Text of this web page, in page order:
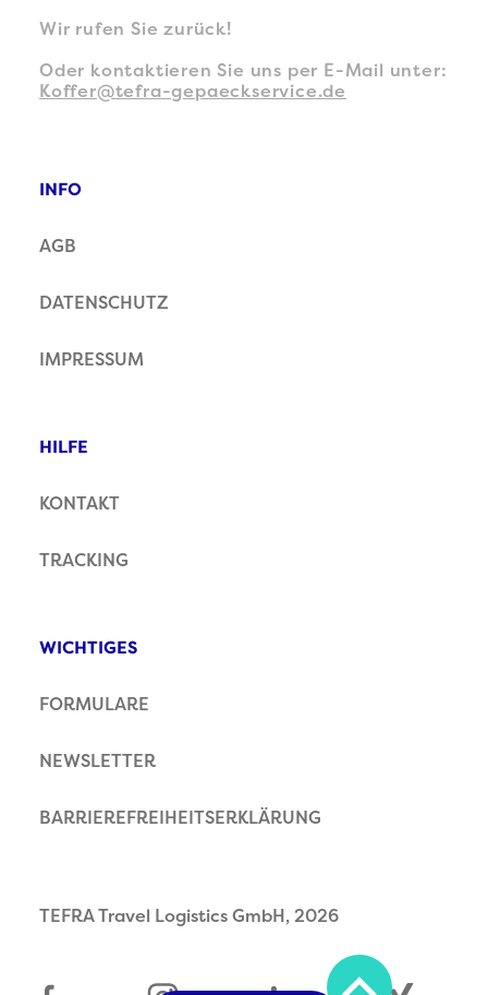
Wir rufen Sie zurück!
Oder kontaktieren Sie uns per E-Mail unter:
Koffer@tefra-gepaeckservice.de
INFO
AGB
DATENSCHUTZ
IMPRESSUM
HILFE
KONTAKT
TRACKING
WICHTIGES
FORMULARE
NEWSLETTER
BARRIEREFREIHEITSERKLÄRUNG
TEFRA Travel Logistics GmbH, 2026